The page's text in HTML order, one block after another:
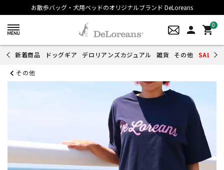
お散歩バッグ・犬用ベッドのオリジナルブランド DeLoreans
person 0
shopping_cart
新着商品 ドッグギア デロリアンズカジュアル 雑貨 その他 SALE
その他